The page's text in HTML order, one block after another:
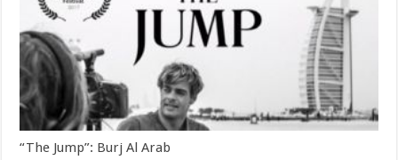
“The Jump”: Burj Al Arab